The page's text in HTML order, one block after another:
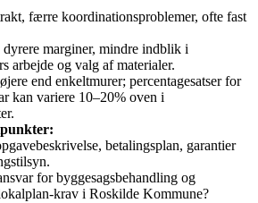
færre koordinationsproblemer, ofte fast
marginer, mindre indblik i
arbejde og valg af materialer.
end enkeltmurer; percentagesatser for
kan variere 10–20% oven i
betalingsplan, garantier
for byggesagsbehandling og
krav i Roskilde Kommune?